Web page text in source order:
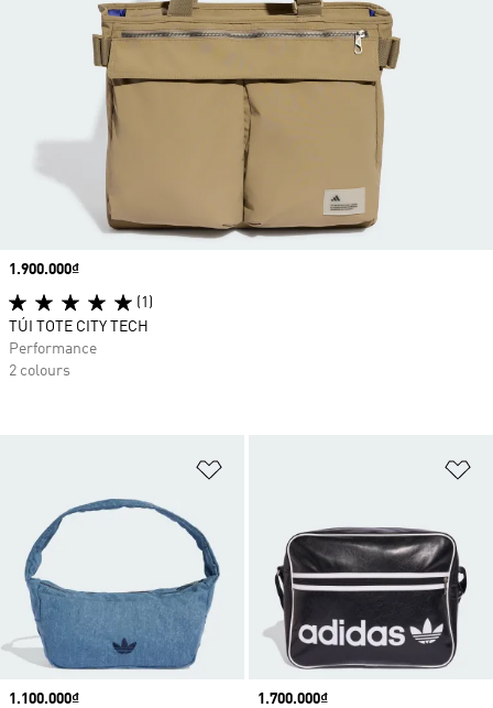
Price
1.100.000₫
Price
1.700.000₫
Price
1.900.000₫
(1)
TÚI TOTE CITY TECH
Performance
2 colours